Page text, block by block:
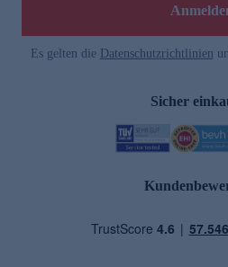
Es gelten die Datenschutzrichtlinien
Sicher